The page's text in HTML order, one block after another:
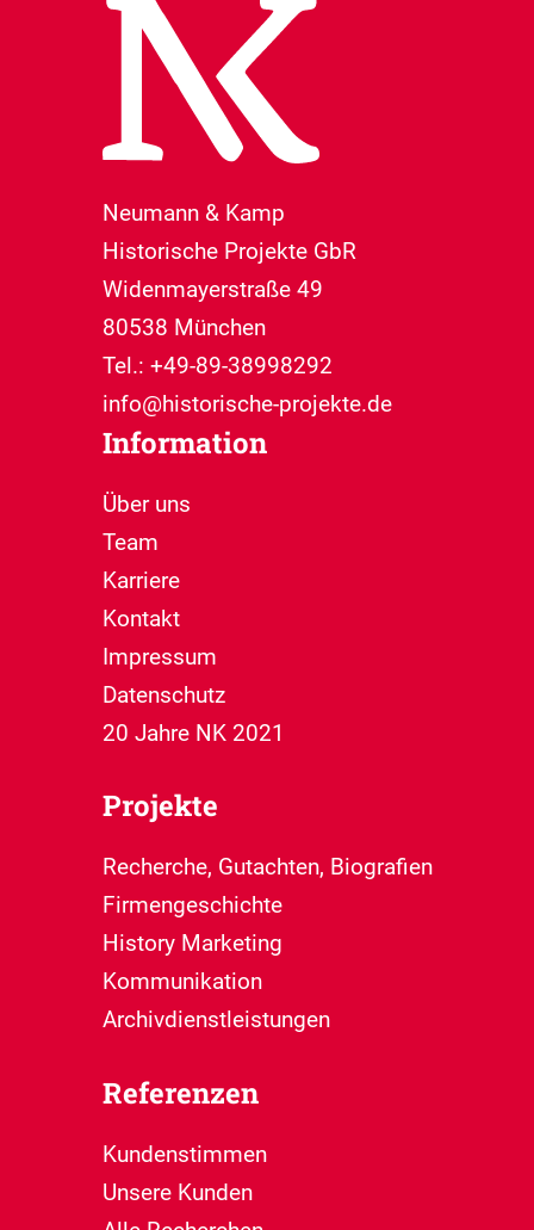
Neumann & Kamp
Historische Projekte GbR
Widenmayerstraße 49
80538 München
Tel.: +49-89-38998292
info@historische-projekte.de
Information
Über uns
Team
Karriere
Kontakt
Impressum
Datenschutz
20 Jahre NK 2021
Projekte
Recherche, Gutachten, Biografien
Firmengeschichte
History Marketing
Kommunikation
Archivdienstleistungen
Referenzen
Kundenstimmen
Unsere Kunden